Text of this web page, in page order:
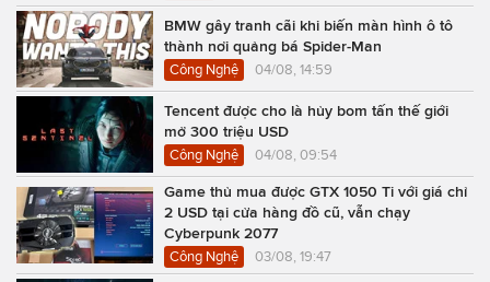
BMW gây tranh cãi khi biến màn hình ô tô
thành nơi quảng bá Spider-Man
Công Nghệ 04/08, 14:59
Tencent được cho là hủy bom tấn thế giới
mở 300 triệu USD
Công Nghệ 04/08, 09:54
Game thủ mua được GTX 1050 Ti với giá chỉ
2 USD tại cửa hàng đồ cũ, vẫn chạy
Cyberpunk 2077
Công Nghệ 03/08, 19:47